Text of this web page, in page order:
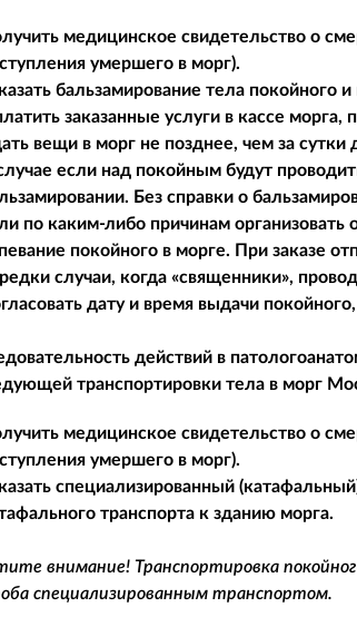
медицинское свидетельство о
умершего в морг).
бальзамирование тела покойного
заказанные услуги в кассе
вещи в морг не позднее, чем за
если над покойным будут
Без справки о
по каким-либо причинам
покойного в морге. При заказе
случаи, когда «священники»,
дату и время выдачи
действий в
транспортировки тела в морг
медицинское свидетельство о
умершего в морг).
специализированный
транспорта к зданию морга.
внимание! Транспортировка
специализированным транспортом.